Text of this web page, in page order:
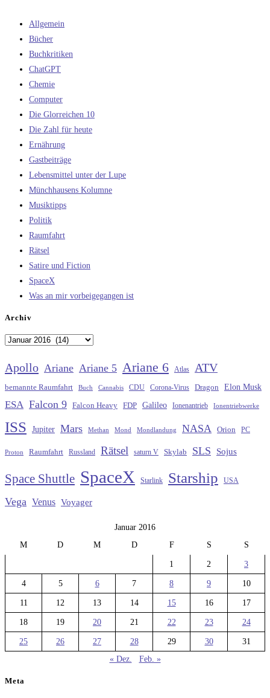
Allgemein
Bücher
Buchkritiken
ChatGPT
Chemie
Computer
Die Glorreichen 10
Die Zahl für heute
Ernährung
Gastbeiträge
Lebensmittel unter der Lupe
Münchhausens Kolumne
Musiktipps
Politik
Raumfahrt
Rätsel
Satire und Fiction
SpaceX
Was an mir vorbeigegangen ist
Archiv
Archiv
Apollo Ariane Ariane 5 Ariane 6 Atlas ATV
bemannte Raumfahrt Buch Cannabis CDU Corona-Virus Dragon Elon Musk
ESA Falcon 9 Falcon Heavy FDP Galileo Ionenantrieb Ionentriebwerke
ISS Jupiter Mars Methan Mond Mondlandung NASA Orion PC
Proton Raumfahrt Russland Rätsel saturn V Skylab SLS Sojus
Space Shuttle SpaceX Starlink Starship USA
Vega Venus Voyager
Januar 2016
M
D M D F S S
1 2 3
4 5 6 7 8 9 10
11 12 13 14 15 16 17
18 19 20 21 22 23 24
25 26 27 28 29 30
31
« Dez.
Feb. »
Meta